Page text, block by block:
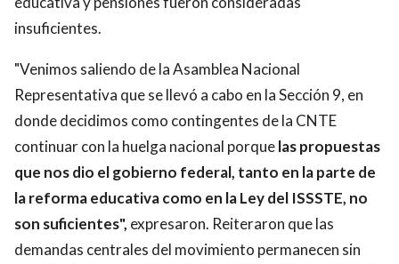
insuficientes.
"Venimos saliendo de la Asamblea Nacional
Representativa que se llevó a cabo en la Sección 9, en
donde decidimos como contingentes de la CNTE
continuar con la huelga nacional porquelas propuestas
que nos dio el gobierno federal, tanto en la parte de
la reforma educativa como en la Ley del ISSSTE, no
son suficientes", expresaron. Reiteraron que las
demandas centrales del movimiento permanecen sin